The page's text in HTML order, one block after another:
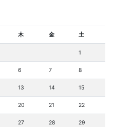
木 金 土
1
6 7 8
13 14 15
20 21 22
27 28 29